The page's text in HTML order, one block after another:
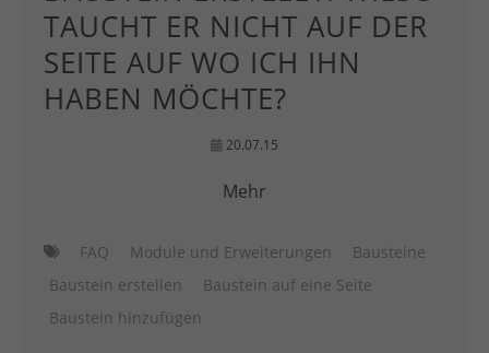
TAUCHT ER NICHT AUF DER
SEITE AUF WO ICH IHN
HABEN MÖCHTE?
20.07.15
Mehr
FAQ Module und Erweiterungen
Bausteine
Baustein erstellen
Baustein auf eine Seite
Baustein hinzufügen